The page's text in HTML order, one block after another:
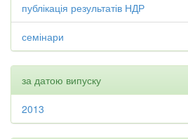
публікація результатів НДР
семінари
за датою випуску
2013